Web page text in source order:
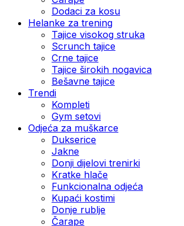
Dodaci za kosu
Helanke za trening
Tajice visokog struka
Scrunch tajice
Crne tajice
Tajice širokih nogavica
Bešavne tajice
Trendi
Kompleti
Gym setovi
Odjeća za muškarce
Dukserice
Jakne
Donji dijelovi trenirki
Kratke hlače
Funkcionalna odjeća
Kupaći kostimi
Donje rublje
Čarape